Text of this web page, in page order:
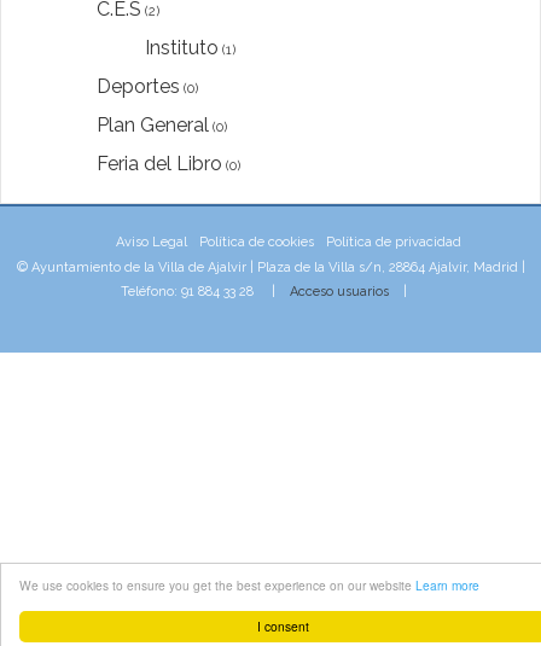
I consent
We use cookies to ensure you get the best experience on our website Learn more
C.E.S (2)
Instituto (1)
Deportes (0)
Plan General (0)
Feria del Libro (0)
Aviso Legal Política de cookies
Política de privacidad
© Ayuntamiento de la Villa de Ajalvir | Plaza de la Villa s/n, 28864 Ajalvir, Madrid |
Teléfono: 91 884 33 28 | Acceso usuarios|